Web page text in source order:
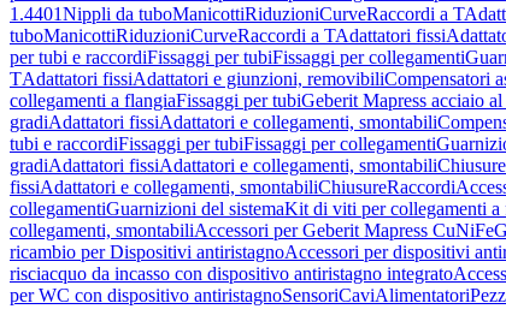
1.4401Nippli da tuboManicottiRiduzioniCurveRaccordi a T
tuboManicottiRiduzioniCurveRaccordi a TAdattatori fissi
per tubi e raccordiFissaggi per tubiFissaggi per collegamenti
TAdattatori fissiAdattatori e giunzioni, removibiliCompensatori
collegamenti a flangiaFissaggi per tubiGeberit Mapress acciaio
gradiAdattatori fissiAdattatori e collegamenti, smontabili
tubi e raccordiFissaggi per tubiFissaggi per collegamenti
gradiAdattatori fissiAdattatori e collegamenti, smontabiliChiusure
fissiAdattatori e collegamenti, smontabiliChiusureRaccordi
collegamentiGuarnizioni del sistemaKit di viti per collegamenti a
collegamenti, smontabiliAccessori per Geberit Mapress CuNiFe
ricambio per Dispositivi antiristagnoAccessori per dispositivi
risciacquo da incasso con dispositivo antiristagno integrato
per WC con dispositivo antiristagnoSensoriCaviAlimentatori